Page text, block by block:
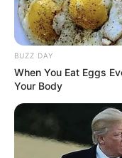
BUZZ DAY
When You Eat Eggs
Your Body